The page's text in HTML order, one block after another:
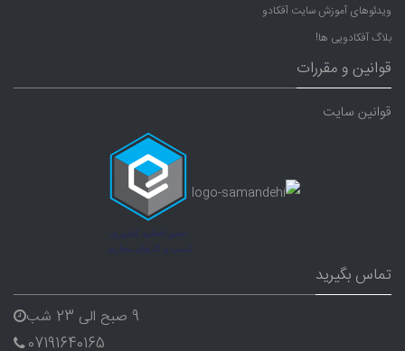
ویدئوهای آموزش سایت آفکادو
بلاگ آفکادویی ها!
قوانین و مقررات
قوانین سایت
تماس بگیرید
9 صبح الی 23 شب
07191640165